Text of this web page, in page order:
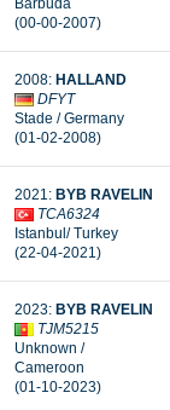
Barbuda
(00-00-2007)
2008: HALLAND
DFYT
Stade / Germany
(01-02-2008)
2021: BYB RAVELIN
TCA6324
Istanbul/ Turkey
(22-04-2021)
2023: BYB RAVELIN
TJM5215
Unknown /
Cameroon
(01-10-2023)